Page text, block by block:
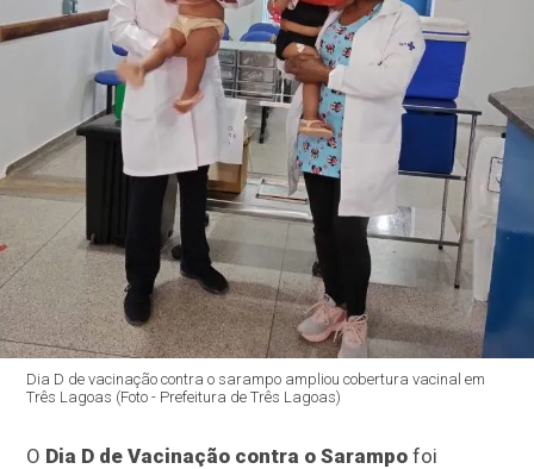
Dia D de vacinação contra o sarampo ampliou cobertura vacinal em
Três Lagoas (Foto - Prefeitura de Três Lagoas)
O Dia D de Vacinação contra o Sarampo foi